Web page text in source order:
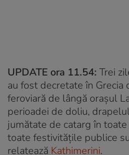
UPDATE ora 11.54: Trei
au fost decretate în Grecia
feroviară de lângă orașul
perioadei de doliu,
jumătate de catarg în
toate festivitățile publice
relatează Kathimerini.